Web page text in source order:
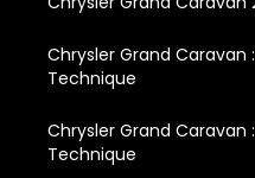
Chrysler Grand Caravan
Technique
Chrysler Grand Caravan
Technique